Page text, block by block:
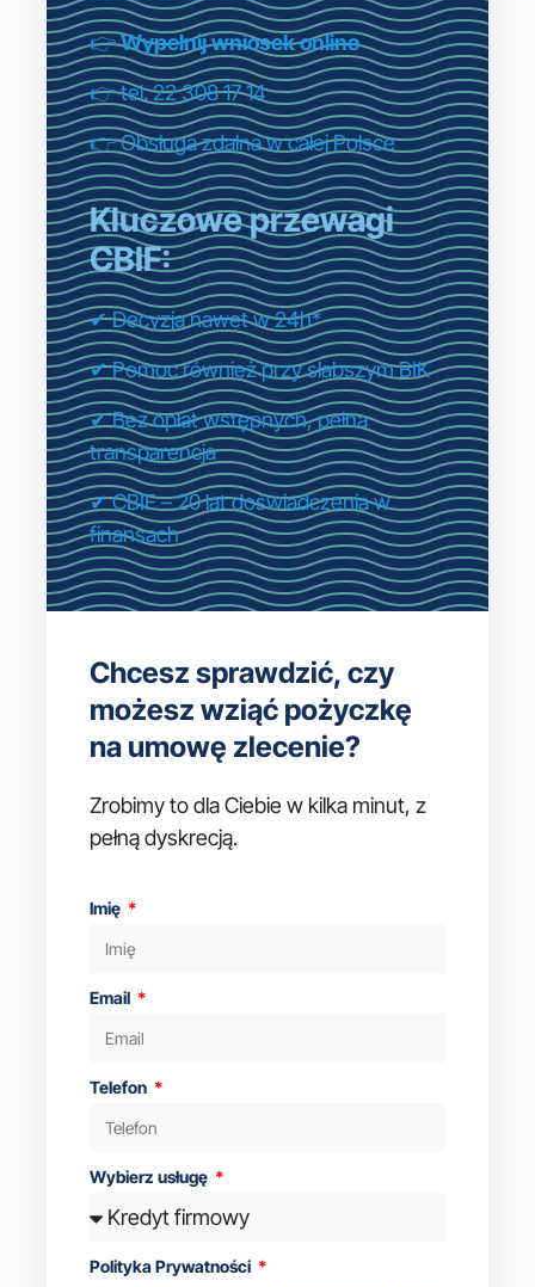
👉Wypełnij wniosek online
👉 tel. 22 308 17 14
👉 Obsługa zdalna w całej Polsce
Kluczowe przewagi
CBIF:
✔ Decyzja nawet w 24h*
✔ Pomoc również przy słabszym BIK
✔ Bez opłat wstępnych, pełna
transparencja
✔ CBIF – 20 lat doświadczenia w
finansach
Chcesz sprawdzić, czy
możesz wziąć pożyczkę
na umowę zlecenie?
Zrobimy to dla Ciebie w kilka minut, z
pełną dyskrecją.
Imię
Email
Telefon
Wybierz usługę
Polityka Prywatności